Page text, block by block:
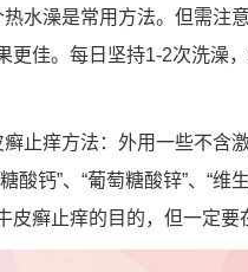
水澡是常用方法。但需注
更佳。每日坚持1-2次洗澡
止痒方法：外用一些不含
酸钙”、“葡萄糖酸锌”、“
癣止痒的目的，但一定要